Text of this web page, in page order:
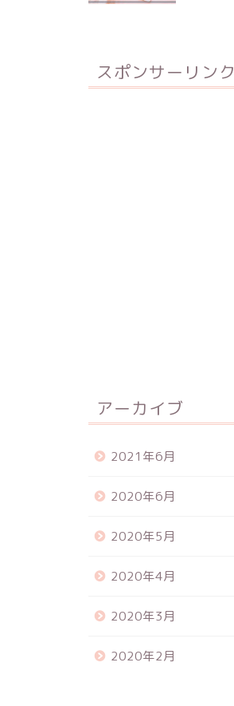
スポンサーリンク
アーカイブ
2021年6月
2020年6月
2020年5月
2020年4月
2020年3月
2020年2月